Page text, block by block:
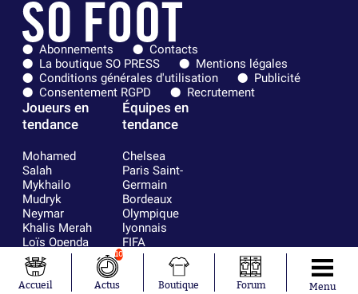
Abonnements
Contacts
La boutique SO PRESS
Mentions légales
Conditions générales d'utilisation
Publicité
Consentement RGPD
Recrutement
Joueurs en
tendance
Mohamed
Salah
Mykhailo
Mudryk
Neymar
Khalis Merah
Loïs Openda
Moussa
Niakhaté
Nicolás
Équipes en
tendance
Chelsea
Paris Saint-
Germain
Bordeaux
Olympique
lyonnais
FIFA
Real Madrid
RC Strasbourg
AC Milan
Accueil
10
Actus Boutique Forum Menu